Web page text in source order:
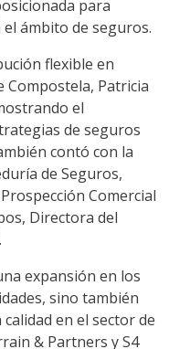
para
ámbito de seguros.
flexible en
Compostela, Patricia
el
de seguros
contó con la
de Seguros,
Comercial
Directora del
expansión en los
sino también
en el sector de
& Partners y S4